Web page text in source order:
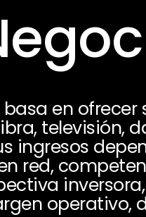
basa en
televisión,
ingresos
red,
operativo,